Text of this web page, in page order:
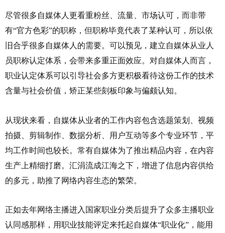
尽管很多自媒体人更看重粉丝、流量、市场认可，而非带
有“官方色彩”的职称，但职称毕竟代表了某种认可，所以依
旧合乎很多自媒体人的需要。可以预见，建立自媒体从业人
员职称认定体系，会带来多重正面效应。对自媒体人而言，
职业认定体系可以引导社会多方更积极看待这份工作的技术
含量与社会价值，矫正某些刻板印象与偏颇认知。
从现状来看，自媒体从业者的工作内容包含选题策划、视频
拍摄、剪辑制作、数据分析、用户互动等多个专业环节，平
均工作时间也较长。常有自媒体为了推出精品内容，在内容
生产上精细打磨。汇涓流成江海之下，增进了信息内容供给
的多元，助推了网络内容生态的繁荣。
正如去年网络主播进入国家职业分类后提升了众多主播职业
认同感那样，用职业技能评定来托起自媒体“职业化”，能用